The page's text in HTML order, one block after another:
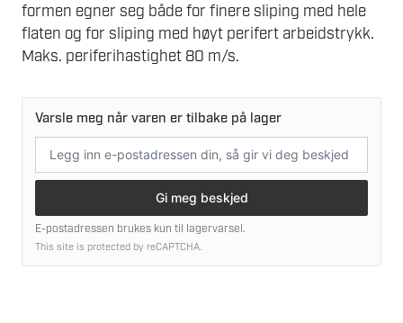
formen egner seg både for finere sliping med hele
flaten og for sliping med høyt perifert arbeidstrykk.
Maks. periferihastighet 80 m/s.
Varsle meg når varen er tilbake på lager
postadresse
Gi meg beskjed
E-postadressen brukes kun til lagervarsel.
This site is protected by reCAPTCHA.